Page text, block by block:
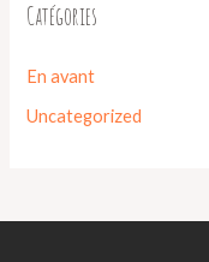
Catégories
En avant
Uncategorized